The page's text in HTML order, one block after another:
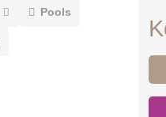
Pools